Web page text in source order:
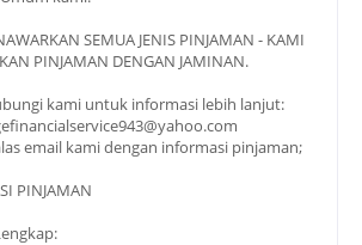
SEMUA JENIS PINJAMAN - KAMI
PINJAMAN DENGAN JAMINAN.
kami untuk informasi lebih lanjut:
email kami dengan informasi pinjaman;
PINJAMAN